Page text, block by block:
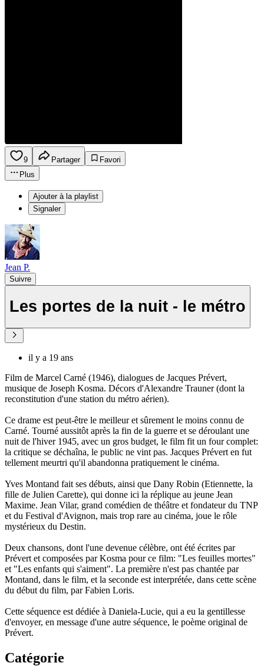
9 Partager
Favori
Plus
Ajouter à la playlist
Signaler
Jean P.
Suivre
Les portes de la nuit - le métro
il y a 19 ans
Film de Marcel Carné (1946), dialogues de Jacques Prévert,
musique de Joseph Kosma. Décors d'Alexandre Trauner (dont la
reconstitution d'une station du métro aérien).
Ce drame est peut-être le meilleur et sûrement le moins connu de
Carné. Tourné aussitôt après la fin de la guerre et se déroulant une
nuit de l'hiver 1945, avec un gros budget, le film fit un four complet:
la critique se déchaîna, le public ne vint pas. Jacques Prévert en fut
tellement meurtri qu'il abandonna pratiquement le cinéma.
Yves Montand fait ses débuts, ainsi que Dany Robin (Etiennette, la
fille de Julien Carette), qui donne ici la réplique au jeune Jean
Maxime. Jean Vilar, grand comédien de théâtre et fondateur du TNP
et du Festival d'Avignon, mais trop rare au cinéma, joue le rôle
mystérieux du Destin.
Deux chansons, dont l'une devenue célèbre, ont été écrites par
Prévert et composées par Kosma pour ce film: "Les feuilles mortes"
et "Les enfants qui s'aiment". La première n'est pas chantée par
Montand, dans le film, et la seconde est interprétée, dans cette scène
du début du film, par Fabien Loris.
Cette séquence est dédiée à Daniela-Lucie, qui a eu la gentillesse
d'envoyer, en message d'une autre séquence, le poème original de
Prévert.
Catégorie